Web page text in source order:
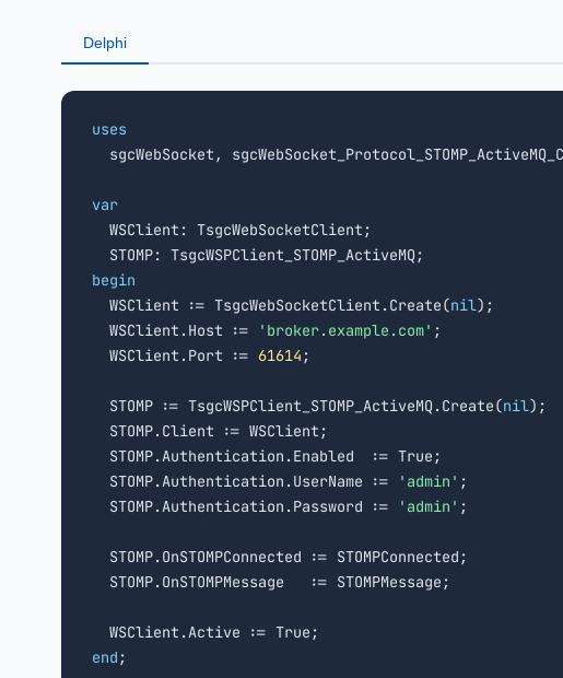
Delphi
uses
sgcWebSocket,
var
WSClient: TsgcWebSocketClient;
begin
WSClient := TsgcWebSocketClient.Create(nil);
  WSClient.Host :=
'broker.example.com' ;
  WSClient.Port :=
61614 ;
  STOMP := TsgcWSPClient_STOMP_ActiveMQ.Create(
nil);
  STOMP.Client := WSClient;
  STOMP.Authentication.Enabled  := True;
  STOMP.Authentication.UserName :=
'admin' ;
  STOMP.Authentication.Password :=
'admin' ;
  STOMP.OnSTOMPConnected := STOMPConnected;
  STOMP.OnSTOMPMessage   := STOMPMessage;
end ;